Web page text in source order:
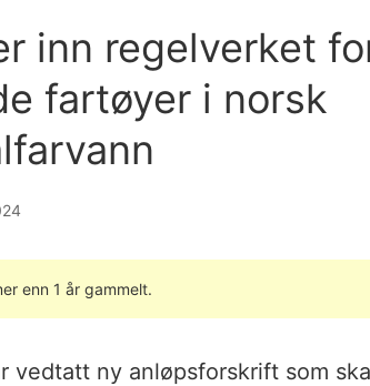
inn regelverket
fartøyer i norsk
enn 1 år gammelt.
vedtatt ny anløpsforskrift som